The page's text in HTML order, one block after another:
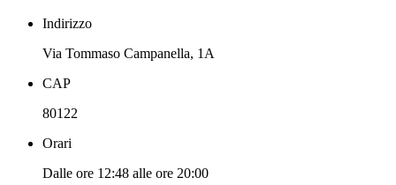
Indirizzo
Via Tommaso Campanella, 1A
CAP
80122
Orari
Dalle ore 12:48 alle ore 20:00